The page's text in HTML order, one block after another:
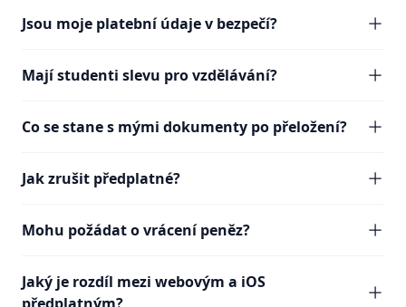
Jsou moje platební údaje v bezpečí?
Mají studenti slevu pro vzdělávání?
Co se stane s mými dokumenty po přeložení?
Jak zrušit předplatné?
Mohu požádat o vrácení peněz?
Jaký je rozdíl mezi webovým a iOS